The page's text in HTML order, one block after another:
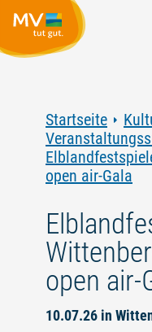
Startseite
open air-Gala
open air-
10.07.26 in